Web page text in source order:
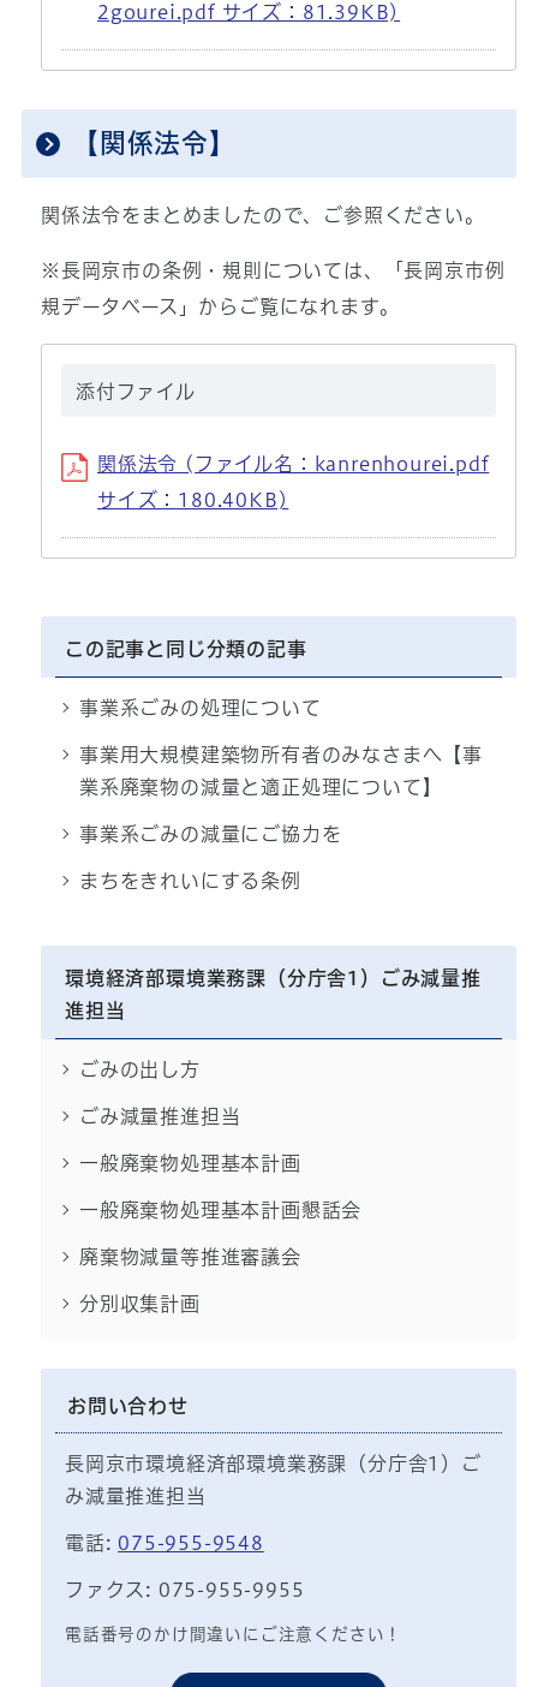
2gourei.pdf サイズ：81.39KB)
【関係法令】
関係法令をまとめましたので、ご参照ください。
※長岡京市の条例・規則については、「長岡京市例
規データベース」からご覧になれます。
添付ファイル
関係法令 (ファイル名：kanrenhourei.pdf
サイズ：180.40KB)
この記事と同じ分類の記事
事業系ごみの処理について
事業用大規模建築物所有者のみなさまへ【事
業系廃棄物の減量と適正処理について】
事業系ごみの減量にご協力を
まちをきれいにする条例
環境経済部環境業務課（分庁舎1）ごみ減量推
進担当
ごみの出し方
ごみ減量推進担当
一般廃棄物処理基本計画
一般廃棄物処理基本計画懇話会
廃棄物減量等推進審議会
分別収集計画
お問い合わせ
長岡京市環境経済部環境業務課（分庁舎1）ご
み減量推進担当
電話: 075-955-9548
ファクス: 075-955-9955
電話番号のかけ間違いにご注意ください！